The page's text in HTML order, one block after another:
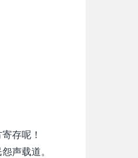
存呢！
声载道。